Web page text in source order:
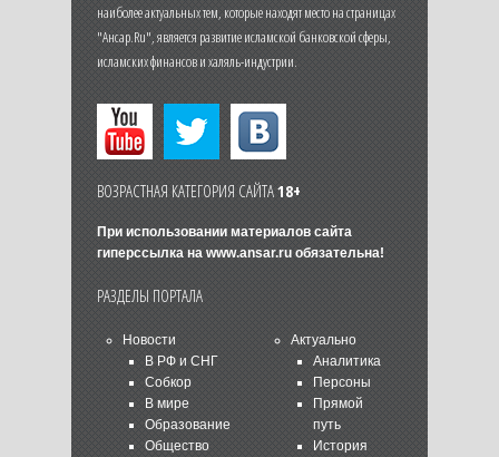
наиболее актуальных тем, которые находят место на страницах
"Ансар.Ru", является развитие исламской банковской сферы,
исламских финансов и халяль-индустрии.
ВОЗРАСТНАЯ КАТЕГОРИЯ САЙТА18+
При использовании материалов сайта
гиперссылка на www.ansar.ruобязательна!
РАЗДЕЛЫ ПОРТАЛА
Новости
В РФ и СНГ
Собкор
В мире
Образование
Общество
Актуально
Аналитика
Персоны
Прямой
путь
История